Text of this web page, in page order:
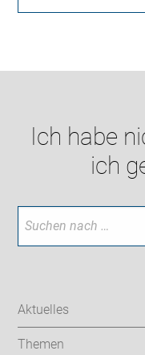
Ich habe
ich
Aktuelles
Themen